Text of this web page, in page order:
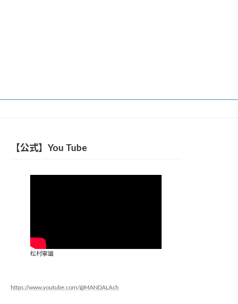
【公式】You Tube
松村寧雄
https://www.youtube.com/@MANDALAch